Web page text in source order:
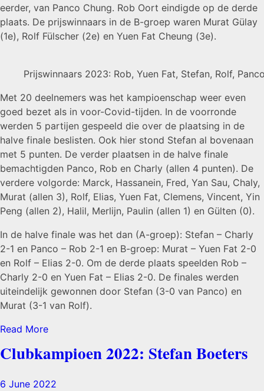
eerder, van Panco Chung. Rob Oort eindigde op de derde
plaats. De prijswinnaars in de B-groep waren Murat Gülay
(1e), Rolf Fülscher (2e) en Yuen Fat Cheung (3e).
Prijswinnaars 2023: Rob, Yuen Fat, Stefan, Rolf,
Met 20 deelnemers was het kampioenschap weer even
goed bezet als in voor-Covid-tijden. In de voorronde
werden 5 partijen gespeeld die over de plaatsing in de
halve finale beslisten. Ook hier stond Stefan al bovenaan
met 5 punten. De verder plaatsen in de halve finale
bemachtigden Panco, Rob en Charly (allen 4 punten). De
verdere volgorde: Marck, Hassanein, Fred, Yan Sau, Chaly,
Murat (allen 3), Rolf, Elias, Yuen Fat, Clemens, Vincent, Yin
Peng (allen 2), Halil, Merlijn, Paulin (allen 1) en Gülten (0).
In de halve finale was het dan (A-groep): Stefan – Charly
2-1 en Panco – Rob 2-1 en B-groep: Murat – Yuen Fat 2-0
en Rolf – Elias 2-0. Om de derde plaats speelden Rob –
Charly 2-0 en Yuen Fat – Elias 2-0. De finales werden
uiteindelijk gewonnen door Stefan (3-0 van Panco) en
Murat (3-1 van Rolf).
Read More
Clubkampioen 2022: Stefan Boeters
6 June 2022